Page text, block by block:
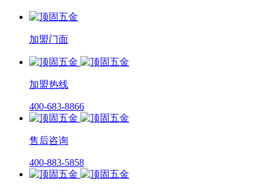
加盟门面
加盟热线
400-683-8866
售后咨询
400-883-5858